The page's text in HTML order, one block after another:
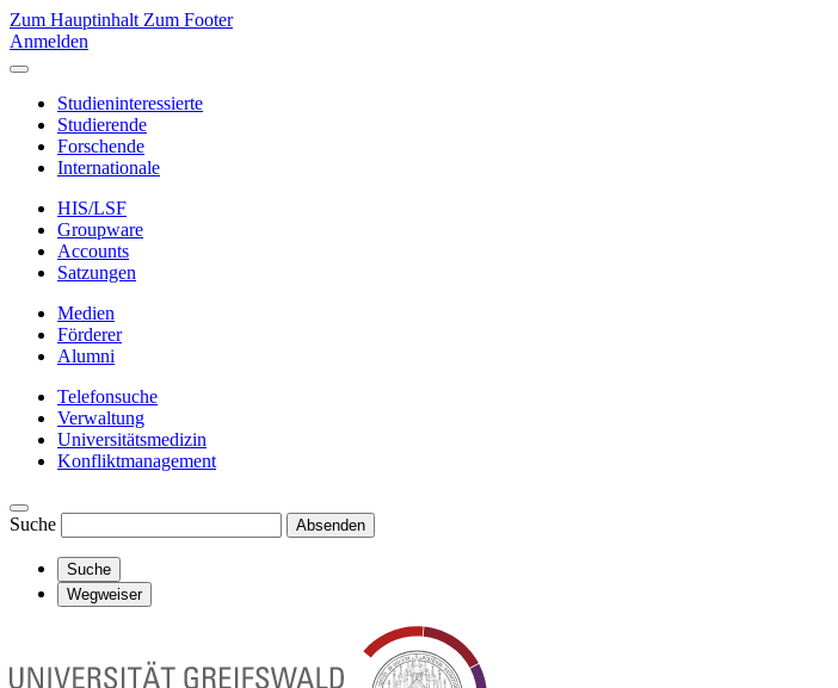
Zum Hauptinhalt Zum Footer
Anmelden
Studieninteressierte
Studierende
Forschende
Internationale
HIS/LSF
Groupware
Accounts
Satzungen
Medien
Förderer
Alumni
Telefonsuche
Verwaltung
Universitätsmedizin
Konfliktmanagement
Suche Absenden
Suche
Wegweiser